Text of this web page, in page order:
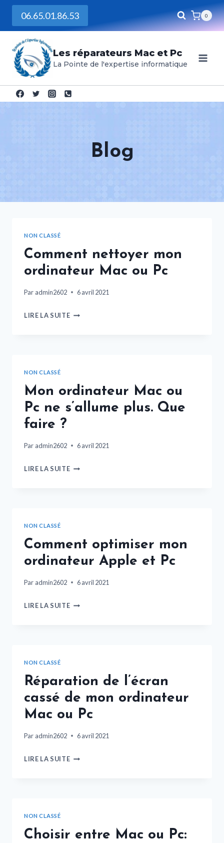
06.65.01.86.53 0
Les réparateurs Mac et Pc
La Pointe de l'expertise informatique
Blog
NON CLASSÉ
Comment nettoyer mon
ordinateur Mac ou Pc
Par admin2602 6 avril 2021
LIRE LA SUITE
NON CLASSÉ
Mon ordinateur Mac ou
Pc ne s’allume plus. Que
faire ?
Par admin2602 6 avril 2021
LIRE LA SUITE
NON CLASSÉ
Comment optimiser mon
ordinateur Apple et Pc
Par admin2602 6 avril 2021
LIRE LA SUITE
NON CLASSÉ
Réparation de l’écran
cassé de mon ordinateur
Mac ou Pc
Par admin2602 6 avril 2021
LIRE LA SUITE
NON CLASSÉ
Choisir entre Mac ou Pc: